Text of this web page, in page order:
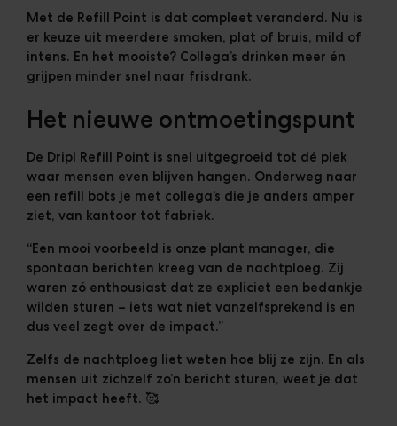
Met de Refill Point is dat compleet veranderd. Nu is
er keuze uit meerdere smaken, plat of bruis, mild of
intens. En het mooiste? Collega’s drinken meer én
grijpen minder snel naar frisdrank.
Het nieuwe ontmoetingspunt
De Dripl Refill Point is snel uitgegroeid tot dé plek
waar mensen even blijven hangen. Onderweg naar
een refill bots je met collega’s die je anders amper
ziet, van kantoor tot fabriek.
“Een mooi voorbeeld is onze plant manager, die
spontaan berichten kreeg van de nachtploeg. Zij
waren zó enthousiast dat ze expliciet een bedankje
wilden sturen – iets wat niet vanzelfsprekend is en
dus veel zegt over de impact.”
Zelfs de nachtploeg liet weten hoe blij ze zijn. En als
mensen uit zichzelf zo’n bericht sturen, weet je dat
het impact heeft. 🥰